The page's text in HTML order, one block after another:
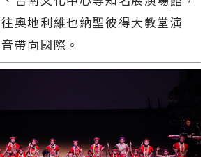
奧地利維也納聖彼得大教堂演
帶向國際。